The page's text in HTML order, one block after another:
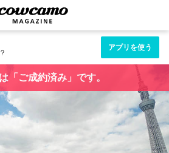
アプリを使う
「ご成約済み」です。